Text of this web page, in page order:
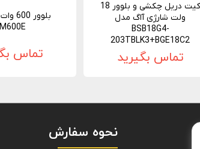
کیت دریل چکشی و بلوور 18
ولت شارژی آاگ مدل
BSB18G4-
203TBLK3+BGE18C2
تماس بگیرید تماس
نحوه سفارش